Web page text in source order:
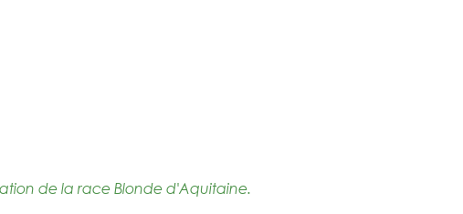
de la race Blonde d'Aquitaine.